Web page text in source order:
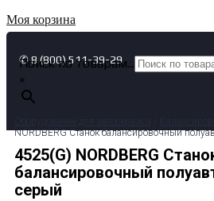
Моя корзина
✆ 8 (800) 511-39-29
Поиск по товарам...
×
NORDBERG Станок балансировочный
4525(G) NORDBERG
балансировочный
серый